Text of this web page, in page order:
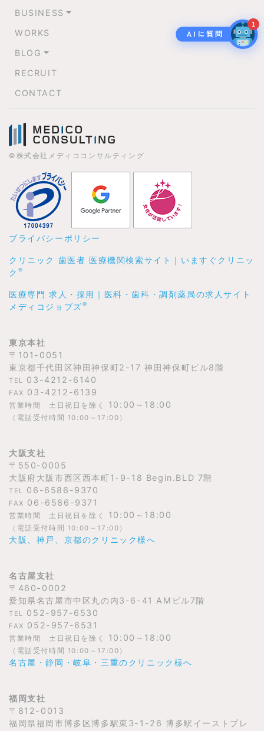
BUSINESS
WORKS
BLOG
RECRUIT
CONTACT
©株式会社メディココンサルティング
プライバシーポリシー
クリニック 歯医者 医療機関検索サイト｜いますぐクリニッ
ク ®
医療専門 求人・採用｜医科・歯科・調剤薬局の求人サイト
メディコジョブズ®
東京本社
〒101-0051
東京都千代田区神田神保町2-17 神田神保町ビル8階
TEL 03-4212-6140
FAX 03-4212-6139
営業時間 土日祝日を除く 10:00～18:00
（電話受付時間 10:00～17:00）
大阪支社
〒550-0005
大阪府大阪市西区西本町1-9-18 Begin.BLD 7階
TEL 06-6586-9370
FAX 06-6586-9371
営業時間 土日祝日を除く 10:00～18:00
（電話受付時間 10:00～17:00）
大阪、神戸、京都のクリニック様へ
名古屋支社
〒460-0002
愛知県名古屋市中区丸の内3-6-41 AMビル7階
TEL 052-957-6530
FAX 052-957-6531
営業時間 土日祝日を除く 10:00～18:00
（電話受付時間 10:00～17:00）
名古屋・静岡・岐阜・三重のクリニック様へ
福岡支社
〒812-0013
福岡県福岡市博多区博多駅東3-1-26 博多駅イーストプレ
1